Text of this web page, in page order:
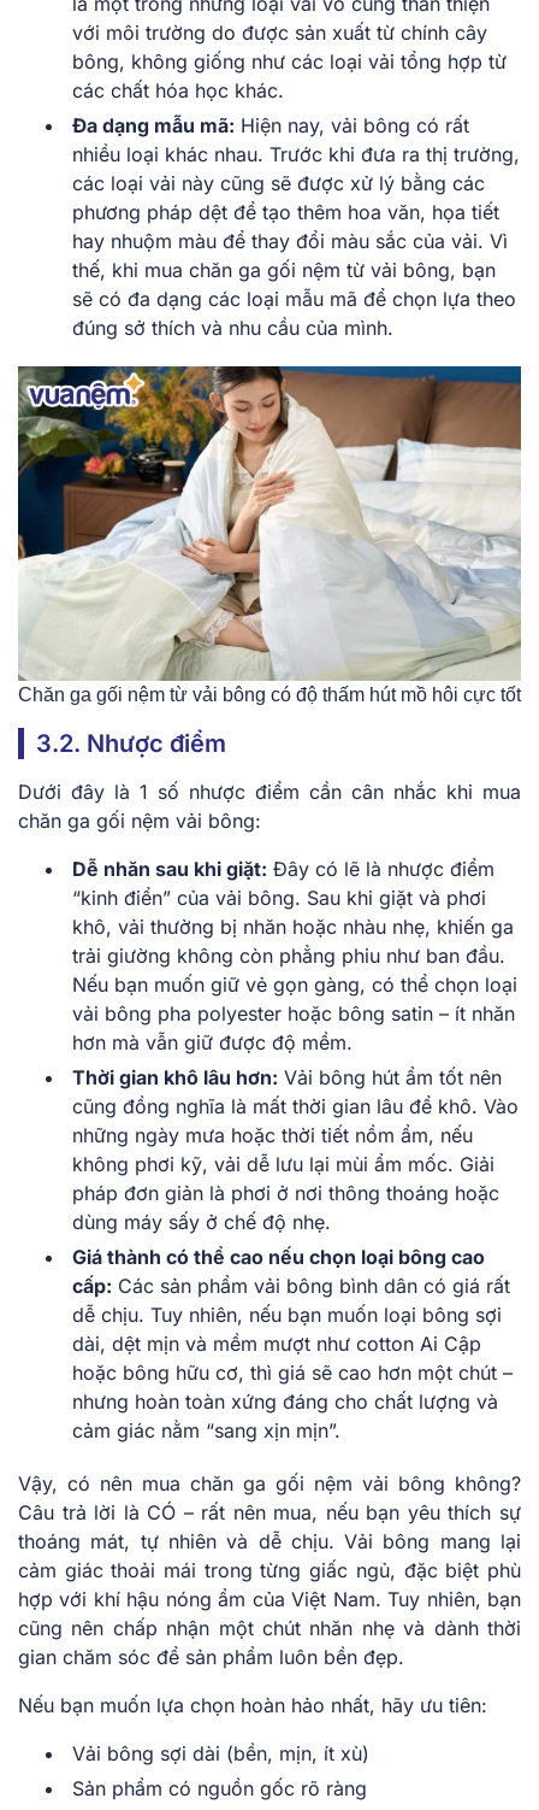
với môi trường do được sản xuất từ chính cây
bông, không giống như các loại vải tổng hợp từ
các chất hóa học khác.
Đa dạng mẫu mã: Hiện nay, vải bông có rất
nhiều loại khác nhau. Trước khi đưa ra thị trường,
các loại vải này cũng sẽ được xử lý bằng các
phương pháp dệt để tạo thêm hoa văn, họa tiết
hay nhuộm màu để thay đổi màu sắc của vải. Vì
thế, khi mua chăn ga gối nệm từ vải bông, bạn
sẽ có đa dạng các loại mẫu mã để chọn lựa theo
đúng sở thích và nhu cầu của mình.
Chăn ga gối nệm từ vải bông có độ thấm hút mồ hôi cực tốt
3.2. Nhược điểm
Dưới đây là 1 số nhược điểm cần cân nhắc khi mua
chăn ga gối nệm vải bông:
Dễ nhăn sau khi giặt: Đây có lẽ là nhược điểm
“kinh điển” của vải bông. Sau khi giặt và phơi
khô, vải thường bị nhăn hoặc nhàu nhẹ, khiến ga
trải giường không còn phẳng phiu như ban đầu.
Nếu bạn muốn giữ vẻ gọn gàng, có thể chọn loại
vải bông pha polyester hoặc bông satin – ít nhăn
hơn mà vẫn giữ được độ mềm.
Thời gian khô lâu hơn: Vải bông hút ẩm tốt nên
cũng đồng nghĩa là mất thời gian lâu để khô. Vào
những ngày mưa hoặc thời tiết nồm ẩm, nếu
không phơi kỹ, vải dễ lưu lại mùi ẩm mốc. Giải
pháp đơn giản là phơi ở nơi thông thoáng hoặc
dùng máy sấy ở chế độ nhẹ.
Giá thành có thể cao nếu chọn loại bông cao
cấp: Các sản phẩm vải bông bình dân có giá rất
dễ chịu. Tuy nhiên, nếu bạn muốn loại bông sợi
dài, dệt mịn và mềm mượt như cotton Ai Cập
hoặc bông hữu cơ, thì giá sẽ cao hơn một chút –
nhưng hoàn toàn xứng đáng cho chất lượng và
cảm giác nằm “sang xịn mịn”.
Vậy, có nên mua chăn ga gối nệm vải bông không?
Câu trả lời là CÓ – rất nên mua, nếu bạn yêu thích sự
thoáng mát, tự nhiên và dễ chịu. Vải bông mang lại
cảm giác thoải mái trong từng giấc ngủ, đặc biệt phù
hợp với khí hậu nóng ẩm của Việt Nam. Tuy nhiên, bạn
cũng nên chấp nhận một chút nhăn nhẹ và dành thời
gian chăm sóc để sản phẩm luôn bền đẹp.
Nếu bạn muốn lựa chọn hoàn hảo nhất, hãy ưu tiên:
Vải bông sợi dài (bền, mịn, ít xù)
Sản phẩm có nguồn gốc rõ ràng